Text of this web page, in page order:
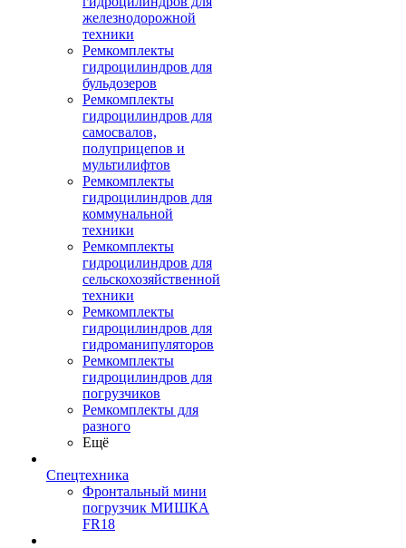
железнодорожной
техники
Ремкомплекты
гидроцилиндров для
бульдозеров
Ремкомплекты
гидроцилиндров для
самосвалов,
полуприцепов и
мультилифтов
Ремкомплекты
гидроцилиндров для
коммунальной
техники
Ремкомплекты
гидроцилиндров для
сельскохозяйственной
техники
Ремкомплекты
гидроцилиндров для
гидроманипуляторов
Ремкомплекты
гидроцилиндров для
погрузчиков
Ремкомплекты для
разного
Ещё
Спецтехника
Фронтальный мини
погрузчик МИШКА
FR18